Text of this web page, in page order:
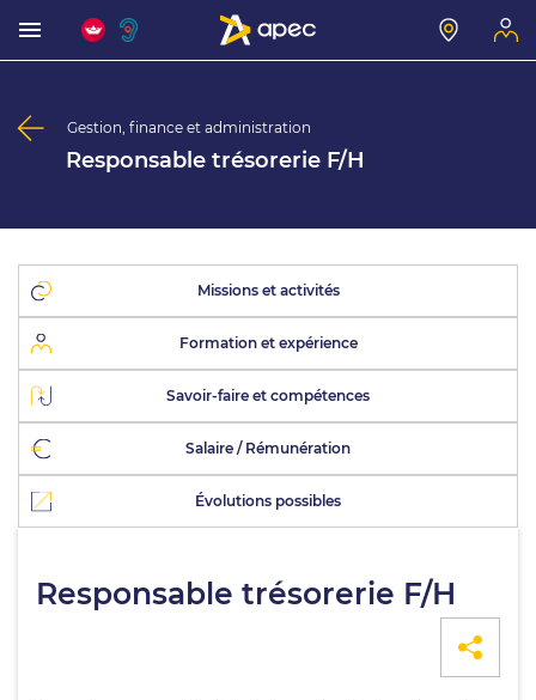
Gestion, finance et administration
Responsable trésorerie F/H
Missions et activités
Formation et expérience
Savoir-faire et compétences
Salaire / Rémunération
Évolutions possibles
Responsable trésorerie F/H